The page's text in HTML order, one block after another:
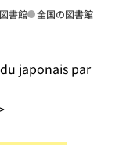
japonais par
書館 全国の図書館